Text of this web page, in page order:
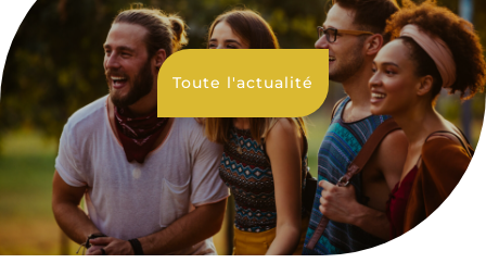
Toute l'actualité